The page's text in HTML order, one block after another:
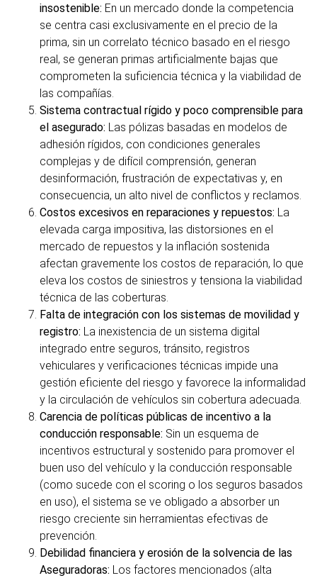
insostenible: En un mercado donde la competencia
se centra casi exclusivamente en el precio de la
prima, sin un correlato técnico basado en el riesgo
real, se generan primas artificialmente bajas que
comprometen la suficiencia técnica y la viabilidad de
las compañías.
Sistema contractual rígido y poco comprensible para
el asegurado: Las pólizas basadas en modelos de
adhesión rígidos, con condiciones generales
complejas y de difícil comprensión, generan
desinformación, frustración de expectativas y, en
consecuencia, un alto nivel de conflictos y reclamos.
Costos excesivos en reparaciones y repuestos: La
elevada carga impositiva, las distorsiones en el
mercado de repuestos y la inflación sostenida
afectan gravemente los costos de reparación, lo que
eleva los costos de siniestros y tensiona la viabilidad
técnica de las coberturas.
Falta de integración con los sistemas de movilidad y
registro: La inexistencia de un sistema digital
integrado entre seguros, tránsito, registros
vehiculares y verificaciones técnicas impide una
gestión eficiente del riesgo y favorece la informalidad
y la circulación de vehículos sin cobertura adecuada.
Carencia de políticas públicas de incentivo a la
conducción responsable: Sin un esquema de
incentivos estructural y sostenido para promover el
buen uso del vehículo y la conducción responsable
(como sucede con el scoring o los seguros basados
en uso), el sistema se ve obligado a absorber un
riesgo creciente sin herramientas efectivas de
prevención.
Debilidad financiera y erosión de la solvencia de las
Aseguradoras: Los factores mencionados (alta